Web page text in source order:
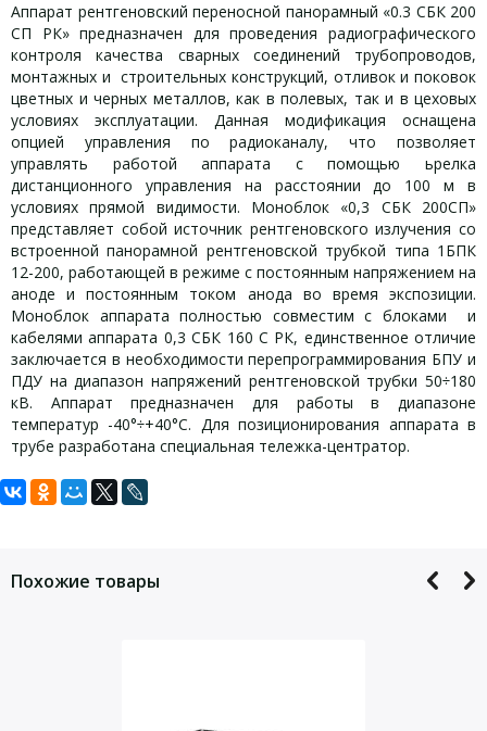
Аппарат рентгеновский переносной панорамный «0.3 СБК 200
СП РК» предназначен для проведения радиографического
контроля качества сварных соединений трубопроводов,
монтажных и строительных конструкций, отливок и поковок
цветных и черных металлов, как в полевых, так и в цеховых
условиях эксплуатации. Данная модификация оснащена
опцией управления по радиоканалу, что позволяет
управлять работой аппарата с помощью ьрелка
дистанционного управления на расстоянии до 100 м в
условиях прямой видимости. Моноблок «0,3 СБК 200СП»
представляет собой источник рентгеновского излучения со
встроенной панорамной рентгеновской трубкой типа 1БПК
12-200, работающей в режиме с постоянным напряжением на
аноде и постоянным током анода во время экспозиции.
Моноблок аппарата полностью совместим с блоками и
кабелями аппарата 0,3 СБК 160 С РК, единственное отличие
заключается в необходимости перепрограммирования БПУ и
ПДУ на диапазон напряжений рентгеновской трубки 50÷180
кВ. Аппарат предназначен для работы в диапазоне
температур -40°÷+40°С. Для позиционирования аппарата в
трубе разработана специальная тележка-центратор.
Предельные значения режимов
мощность на аноде рентгеновской трубки – 300 Вт
Задать вопрос
Похожие товары